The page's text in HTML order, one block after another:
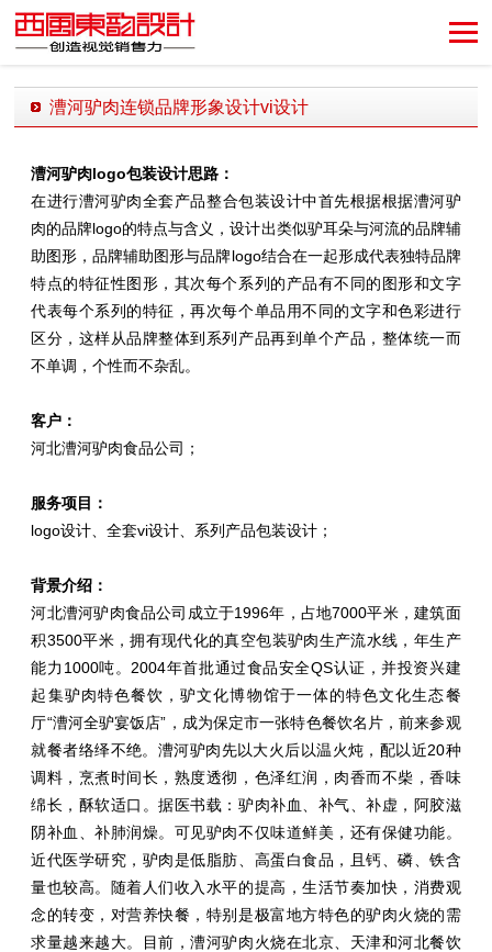
创造视觉销售力！
漕河驴肉连锁品牌形象设计vi设计
漕河驴肉logo包装设计思路：
在进行漕河驴肉全套产品整合包装设计中首先根据根据漕河驴
肉的品牌logo的特点与含义，设计出类似驴耳朵与河流的品牌辅
助图形，品牌辅助图形与品牌logo结合在一起形成代表独特品牌
特点的特征性图形，其次每个系列的产品有不同的图形和文字
代表每个系列的特征，再次每个单品用不同的文字和色彩进行
区分，这样从品牌整体到系列产品再到单个产品，整体统一而
不单调，个性而不杂乱。
客户：
河北漕河驴肉食品公司；
服务项目：
logo设计、全套vi设计、系列产品包装设计；
背景介绍：
河北漕河驴肉食品公司成立于1996年，占地7000平米，建筑面
积3500平米，拥有现代化的真空包装驴肉生产流水线，年生产
能力1000吨。2004年首批通过食品安全QS认证，并投资兴建
起集驴肉特色餐饮，驴文化博物馆于一体的特色文化生态餐
厅“漕河全驴宴饭店”，成为保定市一张特色餐饮名片，前来参观
就餐者络绎不绝。漕河驴肉先以大火后以温火炖，配以近20种
调料，烹煮时间长，熟度透彻，色泽红润，肉香而不柴，香味
绵长，酥软适口。据医书载：驴肉补血、补气、补虚，阿胶滋
阴补血、补肺润燥。可见驴肉不仅味道鲜美，还有保健功能。
近代医学研究，驴肉是低脂肪、高蛋白食品，且钙、磷、铁含
量也较高。随着人们收入水平的提高，生活节奏加快，消费观
念的转变，对营养快餐，特别是极富地方特色的驴肉火烧的需
求量越来越大。目前，漕河驴肉火烧在北京、天津和河北餐饮